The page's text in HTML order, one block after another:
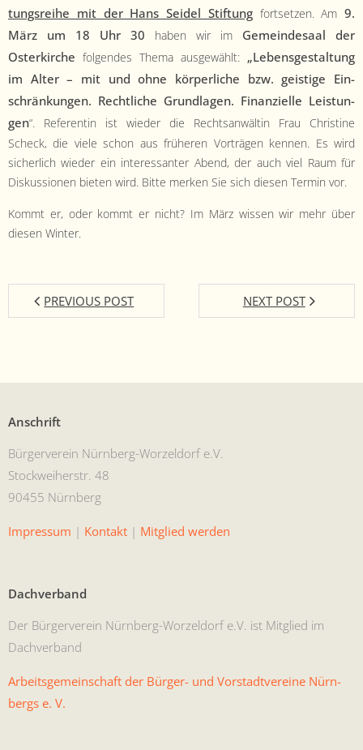
tungsrei­he mit der Hans Sei­del Stiftungfort­set­zen. Am 9.
März um 18 Uhr 30
haben wir im Gemein­de­saal der
Osterkirche fol­gen­des The­ma aus­gewählt: „Lebens­gestal­tung
im Alter – mit und ohne kör­per­liche bzw. geistige Ein­
schränkun­gen. Rechtliche Grund­la­gen. Finanzielle Leis­tun­
gen“. Ref­er­entin ist wieder die Recht­san­wältin Frau Chris­tine
Scheck, die viele schon aus früheren Vorträ­gen ken­nen. Es wird
sicher­lich wieder ein inter­es­san­ter Abend, der auch viel Raum für
Diskus­sio­nen bieten wird. Bitte merken Sie sich diesen Ter­min vor.
Kommt er, oder kommt er nicht? Im März wis­sen wir mehr über
diesen Winter.
PREVIOUS POST NEXT POST
Anschrift
Bürg­ervere­in Nürn­berg-Worzel­dorf e.V.
Stock­wei­her­str. 48
90455 Nürnberg
Impres­sum | Kon­takt | Mit­glied werden
Dachverband
Der Bürg­ervere­in Nürn­berg-Worzel­dorf e.V. ist Mit­glied im
Dachverband
Arbeits­ge­mein­schaft der Bürg­er- und Vorstadtvere­ine Nürn­
bergs e. V.